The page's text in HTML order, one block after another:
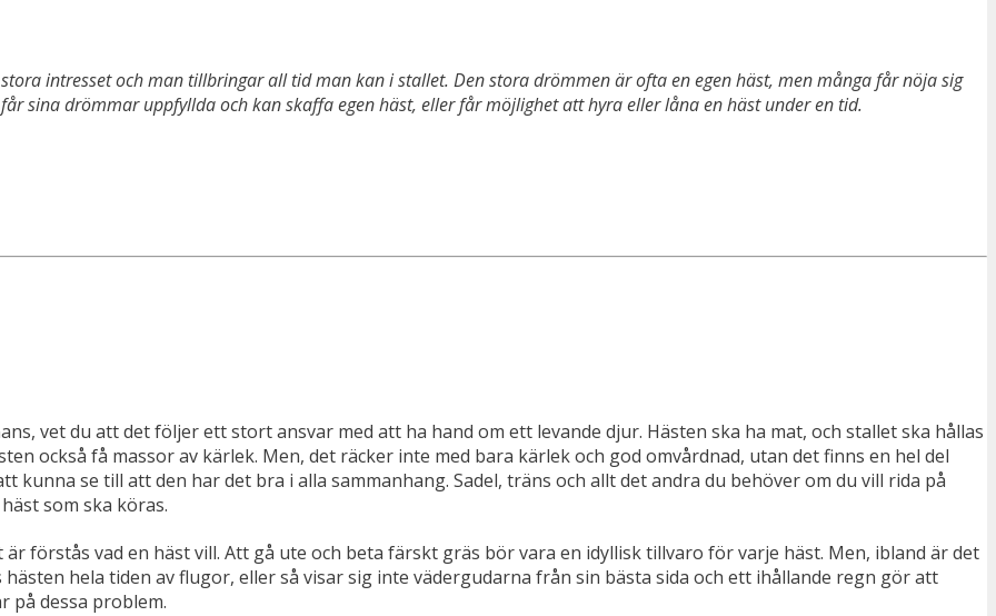
intresset och man tillbringar all tid man kan i stallet. Den stora drömmen är ofta en egen häst, men många får nöja sig
sina drömmar uppfyllda och kan skaffa egen häst, eller får möjlighet att hyra eller låna en häst under en tid.
vet du att det följer ett stort ansvar med att ha hand om ett levande djur. Hästen ska ha mat, och stallet ska hållas
också få massor av kärlek. Men, det räcker inte med bara kärlek och god omvårdnad, utan det finns en hel del
kunna se till att den har det bra i alla sammanhang. Sadel, träns och allt det andra du behöver om du vill rida på
som ska köras.
förstås vad en häst vill. Att gå ute och beta färskt gräs bör vara en idyllisk tillvaro för varje häst. Men, ibland är det
hela tiden av flugor, eller så visar sig inte vädergudarna från sin bästa sida och ett ihållande regn gör att
på dessa problem.